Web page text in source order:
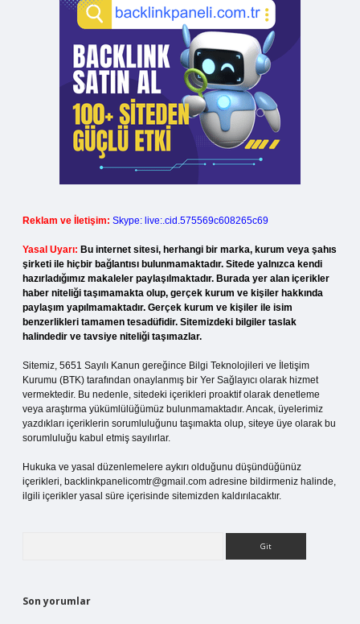
Reklam ve İletişim: Skype: live:.cid.575569c608265c69
Yasal Uyarı: Bu internet sitesi, herhangi bir marka, kurum veya şahıs
şirketi ile hiçbir bağlantısı bulunmamaktadır. Sitede yalnızca kendi
hazırladığımız makaleler paylaşılmaktadır. Burada yer alan içerikler
haber niteliği taşımamakta olup, gerçek kurum ve kişiler hakkında
paylaşım yapılmamaktadır. Gerçek kurum ve kişiler ile isim
benzerlikleri tamamen tesadüfidir. Sitemizdeki bilgiler taslak
halindedir ve tavsiye niteliği taşımazlar.
Sitemiz, 5651 Sayılı Kanun gereğince Bilgi Teknolojileri ve İletişim
Kurumu (BTK) tarafından onaylanmış bir Yer Sağlayıcı olarak hizmet
vermektedir. Bu nedenle, sitedeki içerikleri proaktif olarak denetleme
veya araştırma yükümlülüğümüz bulunmamaktadır. Ancak, üyelerimiz
yazdıkları içeriklerin sorumluluğunu taşımakta olup, siteye üye olarak bu
sorumluluğu kabul etmiş sayılırlar.
Hukuka ve yasal düzenlemelere aykırı olduğunu düşündüğünüz
içerikleri, backlinkpanelicomtr@gmail.com adresine bildirmeniz halinde,
ilgili içerikler yasal süre içerisinde sitemizden kaldırılacaktır.
Son yorumlar